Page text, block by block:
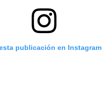
publicación en Instagram